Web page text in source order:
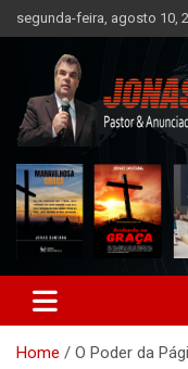
to
segunda-feira, agosto 10,
AEMSF –
Home O Poder da